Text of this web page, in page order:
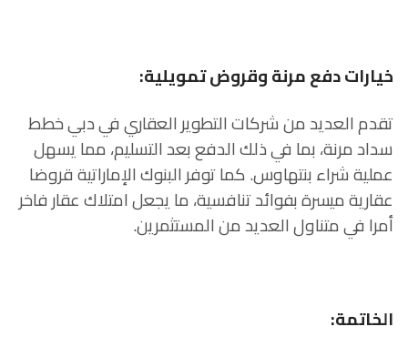
خيارات دفع مرنة وقروض تمويلية:
تقدم العديد من شركات التطوير العقاري في دبي خطط
سداد مرنة، بما في ذلك الدفع بعد التسليم، مما يسهل
عملية شراء بنتهاوس. كما توفر البنوك الإماراتية قروضا
عقارية ميسرة بفوائد تنافسية، ما يجعل امتلاك عقار فاخر
أمرا في متناول العديد من المستثمرين.
الخاتمة: